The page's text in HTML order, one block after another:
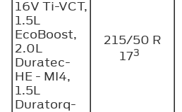
16V Ti-VCT,
1.5L
EcoBoost,
2.0L
Duratec-
HE - MI4,
1.5L
Duratorq-
215/50 R
173